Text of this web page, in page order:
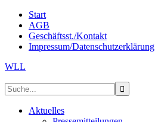
Start
AGB
Geschäftsst./Kontakt
Impressum/Datenschutzerklärung
WLL
Aktuelles